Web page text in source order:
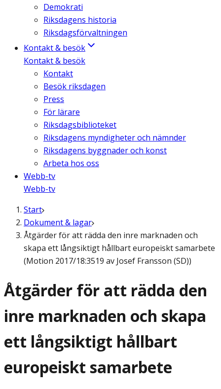
Demokrati
Riksdagens historia
Riksdagsförvaltningen
Kontakt & besök
Kontakt & besök
Kontakt
Besök riksdagen
Press
För lärare
Riksdagsbiblioteket
Riksdagens myndigheter och nämnder
Riksdagens byggnader och konst
Arbeta hos oss
Webb-tv
Webb-tv
Start
Dokument & lagar
Åtgärder för att rädda den inre marknaden och
skapa ett långsiktigt hållbart europeiskt samarbete
(Motion 2017/18:3519 av Josef Fransson (SD))
Åtgärder för att rädda den
inre marknaden och skapa
ett långsiktigt hållbart
europeiskt samarbete